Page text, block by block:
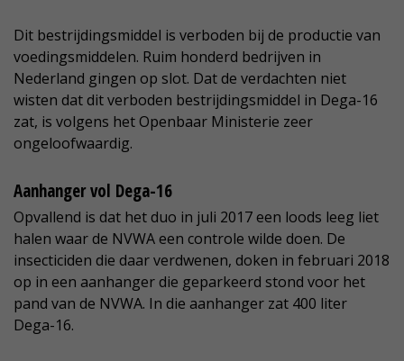
Dit bestrijdingsmiddel is verboden bij de productie van
voedingsmiddelen. Ruim honderd bedrijven in
Nederland gingen op slot. Dat de verdachten niet
wisten dat dit verboden bestrijdingsmiddel in Dega-16
zat, is volgens het Openbaar Ministerie zeer
ongeloofwaardig.
Aanhanger vol Dega-16
Opvallend is dat het duo in juli 2017 een loods leeg liet
halen waar de NVWA een controle wilde doen. De
insecticiden die daar verdwenen, doken in februari 2018
op in een aanhanger die geparkeerd stond voor het
pand van de NVWA. In die aanhanger zat 400 liter
Dega-16.